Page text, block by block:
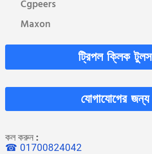
Cgpeers
Maxon
ট্রিপল ক্লিক টুলস
যোগাযোগের জন্য
কল করুন:
☎ 01700824042